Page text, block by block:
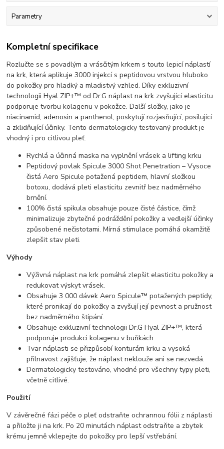
Parametry
Kompletní specifikace
Rozlučte se s povadlým a vrásčitým krkem s touto lepicí náplastí
na krk, která aplikuje 3000 injekcí s peptidovou vrstvou hluboko
do pokožky pro hladký a mladistvý vzhled. Díky exkluzivní
technologii Hyal ZIP+™ od Dr.G náplast na krk zvyšující elasticitu
podporuje tvorbu kolagenu v pokožce. Další složky, jako je
niacinamid, adenosin a panthenol, poskytují rozjasňující, posilující
a zklidňující účinky. Tento dermatologicky testovaný produkt je
vhodný i pro citlivou pleť.
Rychlá a účinná maska na vyplnění vrásek a lifting krku
Peptidový povlak Spicule 3000 Shot Penetration – Vysoce
čistá Aero Spicule potažená peptidem, hlavní složkou
botoxu, dodává pleti elasticitu zevnitř bez nadměrného
brnění.
100% čistá spikula obsahuje pouze čisté částice, čímž
minimalizuje zbytečné podráždění pokožky a vedlejší účinky
způsobené nečistotami. Mírná stimulace pomáhá okamžitě
zlepšit stav pleti.
Výhody
Výživná náplast na krk pomáhá zlepšit elasticitu pokožky a
redukovat výskyt vrásek.
Obsahuje 3 000 dávek Aero Spicule™ potažených peptidy,
které pronikají do pokožky a zvyšují její pevnost a pružnost
bez nadměrného štípání.
Obsahuje exkluzivní technologii Dr.G Hyal ZIP+™, která
podporuje produkci kolagenu v buňkách.
Tvar náplasti se přizpůsobí konturám krku a vysoká
přilnavost zajišťuje, že náplast neklouže ani se nezvedá.
Dermatologicky testováno, vhodné pro všechny typy pleti,
včetně citlivé.
Použití
V závěrečné fázi péče o pleť odstraňte ochrannou fólii z náplasti
a přiložte ji na krk. Po 20 minutách náplast odstraňte a zbytek
krému jemně vklepejte do pokožky pro lepší vstřebání.